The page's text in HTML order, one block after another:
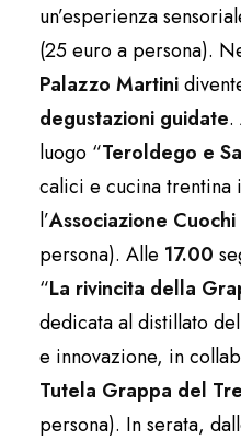
un’esperienza
(25 euro a persona).
Palazzo Martini
degustazioni guidate.
luogo “Teroldego e
calici e cucina trentina
l’Associazione
persona). Alle 17.00
“La rivincita della
dedicata al distillato
e innovazione, in
Tutela Grappa del
persona). In serata,